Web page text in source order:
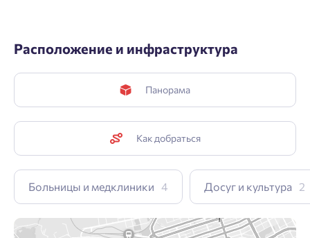
Расположение и инфраструктура
Панорама
Как добраться
Больницы и медклиники 4 Досуг и культура 2